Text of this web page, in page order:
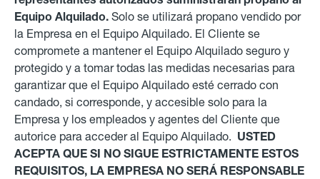
Equipo Alquilado. Solo se utilizará propano vendido por
la Empresa en el Equipo Alquilado. El Cliente se
compromete a mantener el Equipo Alquilado seguro y
protegido y a tomar todas las medidas necesarias para
garantizar que el Equipo Alquilado esté cerrado con
candado, si corresponde, y accesible solo para la
Empresa y los empleados y agentes del Cliente que
autorice para acceder al Equipo Alquilado. USTED
ACEPTA QUE SI NO SIGUE ESTRICTAMENTE ESTOS
REQUISITOS, LA EMPRESA NO SERÁ RESPONSABLE